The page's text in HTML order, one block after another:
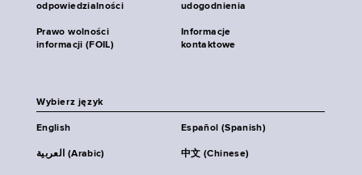
odpowiedzialności
udogodnienia
Prawo wolności
informacji (FOIL)
Informacje
kontaktowe
Wybierz język
English Español (Spanish)
العربية (Arabic) 中文 (Chinese)